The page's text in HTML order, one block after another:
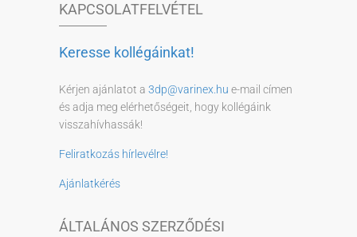
KAPCSOLATFELVÉTEL
Keresse kollégáinkat!
Kérjen ajánlatot a 3dp@varinex.hu e-mail címen
és adja meg elérhetőségeit, hogy kollégáink
visszahívhassák!
Feliratkozás hírlevélre!
Ajánlatkérés
ÁLTALÁNOS SZERZŐDÉSI